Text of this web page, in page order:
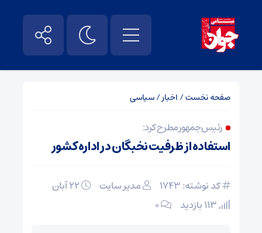
صفحه نخست/ اخبار/سیاسی
رئیس‌جمهور مطرح کرد:
استفاده از ظرفیت نخبگان در اداره کشور
کد نوشته: 1743 مدیر سایت
۰